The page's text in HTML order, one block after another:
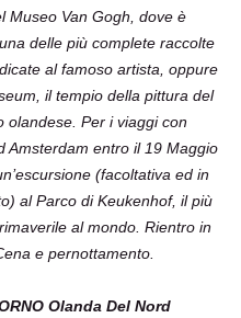
Museo Van Gogh, dove è
delle più complete raccolte
al famoso artista, oppure
il tempio della pittura del
olandese. Per i viaggi con
Amsterdam entro il 19 Maggio
(facoltativa ed in
al Parco di Keukenhof, il più
al mondo. Rientro in
e pernottamento.
Olanda Del Nord